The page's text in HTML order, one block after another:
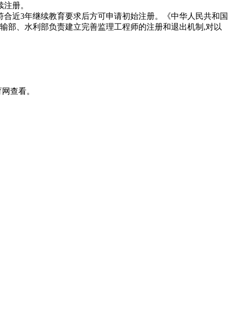
册。
近3年继续教育要求后方可申请初始注册。《中华人民共和国
部、水利部负责建立完善监理工程师的注册和退出机制,对以
查看。